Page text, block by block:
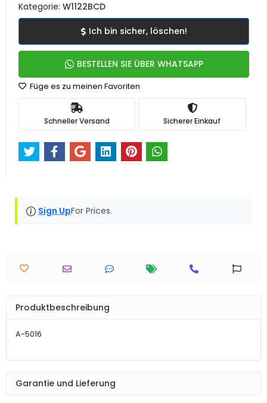
Kategorie: W1122BCD
Ich bin sicher, löschen!
BESTELLEN SIE ÜBER WHATSAPP
Füge es zu meinen Favoriten
Schneller Versand Sicherer Einkauf
Sign UpFor Prices.
Produktbeschreibung
A-5016
Garantie und Lieferung